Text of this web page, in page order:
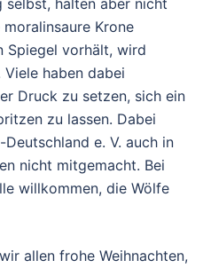
Krone
Spiegel vorhält, wird
haben dabei
Druck zu setzen, sich ein
zu lassen. Dabei
e. V. auch in
nicht mitgemacht. Bei
willkommen, die Wölfe
allen frohe Weihnachten,